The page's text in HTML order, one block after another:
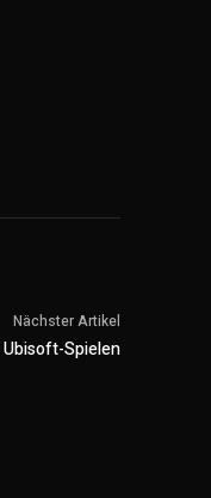
Nächster Artikel
Ubisoft-Spielen